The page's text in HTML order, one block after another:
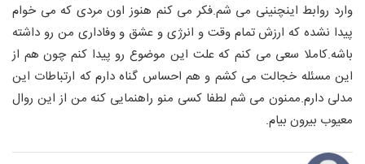
وارد روابط اینچنینی می شم.فکر می کنم هنوز اون مردی که می خوام
پیدا نشده که ارزش تمام وقت و انرژی و عشق و وفاداری من رو داشته
باشه.کاملا سعی می کنم که علت این موضوع رو پیدا کنم چون هم از
این مسئله خجالت می کشم و هم احساس گناه دارم که ارتباطات این
مدلی دارم.ممنون می شم لطفا کسی منو راهنمایی کنه من از این روال
معیوب بیرون بیام.